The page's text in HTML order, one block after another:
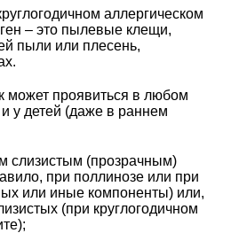
аллергическом
– это пылевые клещи,
пыли или плесень,
может проявиться в любом
у детей (даже в раннем
слизистым (прозрачным)
при поллинозе или при
или иные компоненты) или,
(при круглогодичном